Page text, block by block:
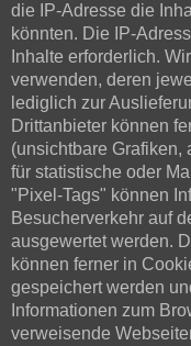
die IP-Adresse die
könnten. Die IP-
Inhalte erforderlich.
verwenden, deren
lediglich zur
Drittanbieter können
(unsichtbare Grafiken,
für statistische oder
"Pixel-Tags" können
Besucherverkehr auf
ausgewertet werden.
können ferner in
gespeichert werden
Informationen zum
verweisende